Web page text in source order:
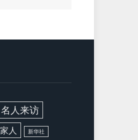
名人来访
家人 新华社